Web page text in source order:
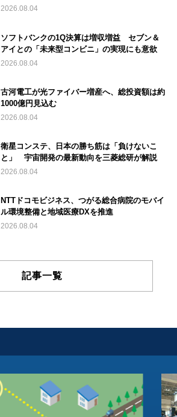
2026.08.04
ソフトバンクの1Q決算は増収増益 セブン＆
アイとの「未来型コンビニ」の実現にも意欲
2026.08.04
古河電工が光ファイバー増産へ、総投資額は約
1000億円見込む
2026.08.04
衛星コンステ、日本の勝ち筋は「負けないこ
と」 宇宙開発の最新動向を三菱総研が解説
2026.08.04
NTTドコモビジネス、つがる総合病院のモバイ
ル環境整備と地域医療DXを推進
2026.08.04
記事一覧